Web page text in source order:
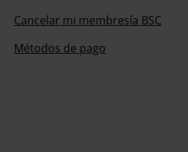
Cancelar mi membresía BSC
Métodos de pago